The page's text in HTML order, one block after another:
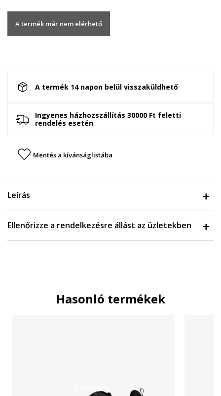
A termék már nem elérhető
A termék 14 napon belül visszaküldhető
Ingyenes házhozszállítás 30000 Ft feletti
rendelés esetén
Mentés a kívánságlistába
Leírás
Ellenőrizze a rendelkezésre állást az üzletekben
Hasonló termékek